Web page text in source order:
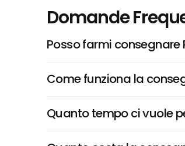
Domande
Posso farmi consegnare
Come funziona la
Quanto tempo ci vuole